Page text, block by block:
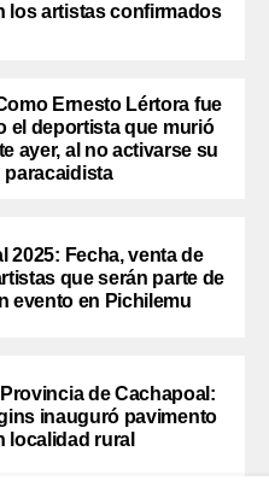
los artistas confirmados
Ernesto Lértora fue
el deportista que murió
ayer, al no activarse su
paracaidista
2025: Fecha, venta de
que serán parte de
evento en Pichilemu
de Cachapoal:
inauguró pavimento
localidad rural